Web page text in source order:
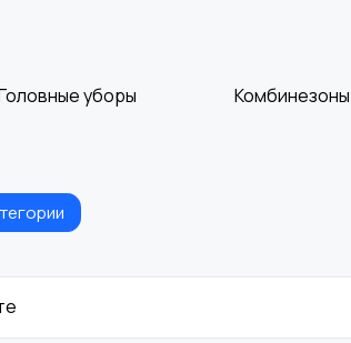
уборы Комбинезоны
и